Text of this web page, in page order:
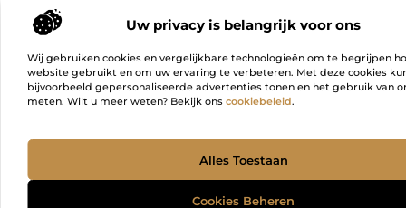
Uw privacy is belangrijk voor ons
Wij gebruiken cookies en vergelijkbare technologieën om te begrijpen
website gebruikt en om uw ervaring te verbeteren. Met deze cookies
bijvoorbeeld gepersonaliseerde advertenties tonen en het gebruik van
meten. Wilt u meer weten? Bekijk ons cookiebeleid.
Alles Toestaan
Cookies Beheren